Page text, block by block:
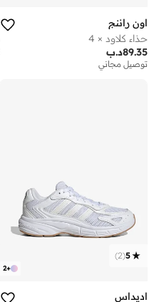
اون راننج
حذاء كلاود × 4
د.ب89.35
توصيل مجاني
+
2
5
(
2
)
اديداس